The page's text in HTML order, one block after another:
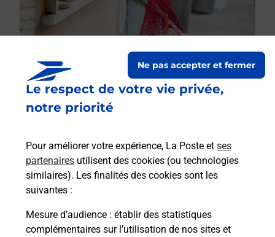
Le respect de votre vie privée,
notre priorité
Pour améliorer votre expérience, La Poste et ses
partenaires utilisent des cookies (ou technologies
similaires). Les finalités des cookies sont les
suivantes :
Mesure d’audience : établir des statistiques
complémentaires sur l’utilisation de nos sites et
Ne pas accepter et fermer
Boîte aux lettres La Poste
27 Rue Saint Jean
10270 Montaulin
Le lien s'ouvre dans un nouvel onglet
Le lien s'ouvre dans un nouvel onglet